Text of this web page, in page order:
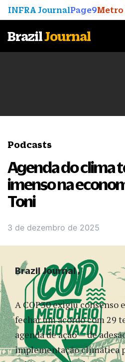
INFRA JournalPage9Metro
BrazilJournal
Podcasts
Agenda do clima
imenso na
Toni
3 de dezembro de 2025
A COP30 exigiu consenso
fechar um acordo com 29
agenda de ação — de
implementação climática
Brazil Journal